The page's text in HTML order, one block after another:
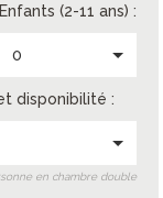
Enfants (2-11 ans) :
0
disponibilité :
en chambre double